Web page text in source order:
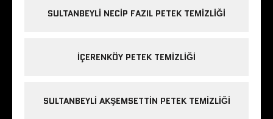
SULTANBEYLI NECIP FAZIL PETEK TEMIZLIĞI
IÇERENKÖY PETEK TEMIZLIĞI
SULTANBEYLI AKŞEMSETTIN PETEK TEMIZLIĞI